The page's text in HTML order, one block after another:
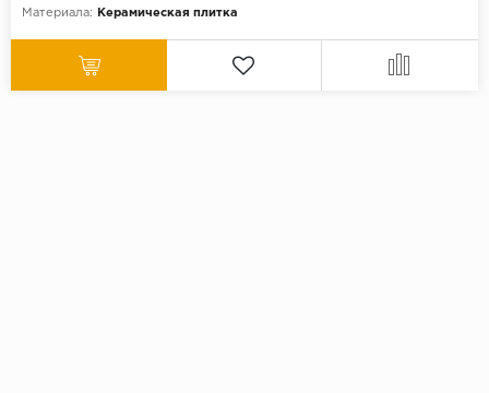
Материала:
Керамическая плитка